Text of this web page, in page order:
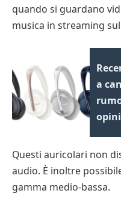
quando si guardano
musica in streaming
a
Questi auricolari non
audio. È inoltre
gamma medio-bassa.